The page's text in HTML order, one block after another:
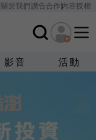
關於我們廣告合作內容授權
影音 活動